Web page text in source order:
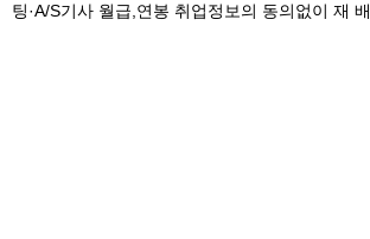
팅·A/S기사 월급,연봉 취업정보의 동의없이 재